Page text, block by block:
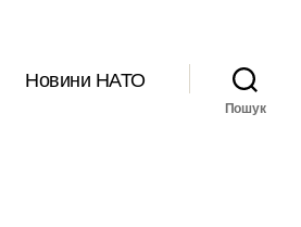
Новини НАТО
Пошук